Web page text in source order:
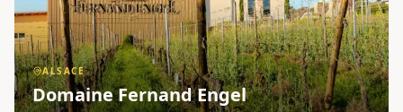
ALSACE
Domaine Fernand Engel